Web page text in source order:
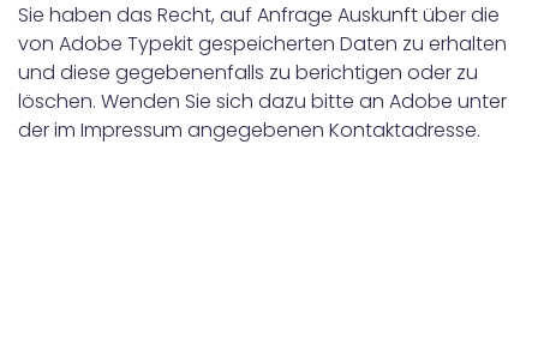
Sie haben das Recht, auf Anfrage Auskunft über die
von Adobe Typekit gespeicherten Daten zu erhalten
und diese gegebenenfalls zu berichtigen oder zu
löschen. Wenden Sie sich dazu bitte an Adobe unter
der im Impressum angegebenen Kontaktadresse.